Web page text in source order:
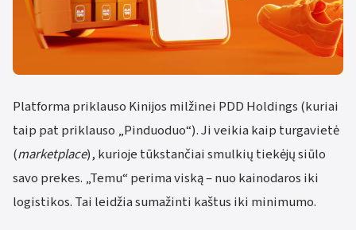
Platforma priklauso Kinijos milžinei PDD Holdings (kuriai
taip pat priklauso „Pinduoduo“). Ji veikia kaip turgavietė
(marketplace), kurioje tūkstančiai smulkių tiekėjų siūlo
savo prekes. „Temu“ perima viską – nuo kainodaros iki
logistikos. Tai leidžia sumažinti kaštus iki minimumo.